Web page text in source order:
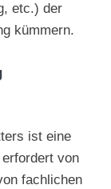
etc.) der
kümmern.
ist eine
von
fachlichen